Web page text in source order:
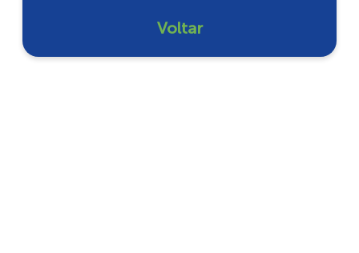
Voltar